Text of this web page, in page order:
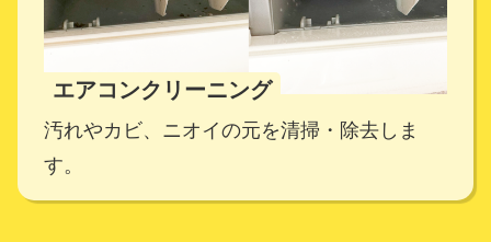
エアコンクリーニング
汚れやカビ、ニオイの元を清掃・除去しま
す。